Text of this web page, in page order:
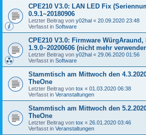
CPE210 V3.0: LAN LED Fix
0.9.1~20180906
Letzter Beitrag von y02hal « 20.09.2020 23:48
Verfasst in Software
CPE210 V3.0: Firmware WürgAraund,
1.9.0~20200606 (nicht mehr
Letzter Beitrag von y02hal « 29.06.2020 01:56
Verfasst in Software
Stammtisch am Mittwoch den
TheOne
Letzter Beitrag von tox « 01.03.2020 06:38
Verfasst in Veranstaltungen
Stammtisch am Mittwoch den
TheOne
Letzter Beitrag von tox « 26.01.2020 03:46
Verfasst in Veranstaltungen